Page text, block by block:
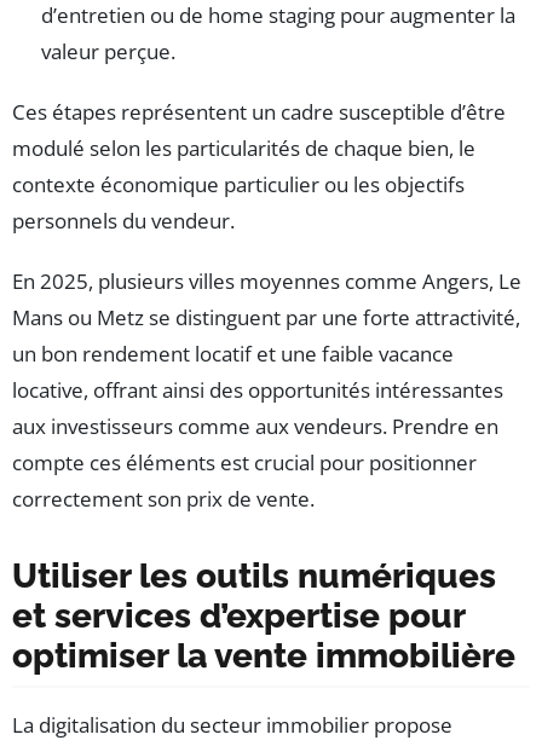
d’entretien ou de home staging pour augmenter la
valeur perçue.
Ces étapes représentent un cadre susceptible d’être
modulé selon les particularités de chaque bien, le
contexte économique particulier ou les objectifs
personnels du vendeur.
En 2025, plusieurs villes moyennes comme Angers, Le
Mans ou Metz se distinguent par une forte attractivité,
un bon rendement locatif et une faible vacance
locative, offrant ainsi des opportunités intéressantes
aux investisseurs comme aux vendeurs. Prendre en
compte ces éléments est crucial pour positionner
correctement son prix de vente.
Utiliser les outils numériques
et services d’expertise pour
optimiser la vente immobilière
La digitalisation du secteur immobilier propose